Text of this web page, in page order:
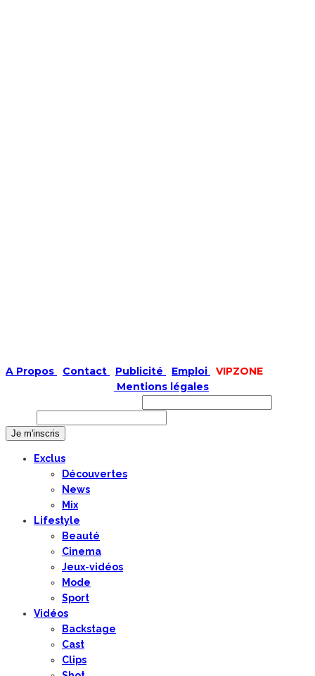
A Propos Contact Publicité Emploi
VIPZONE
Mentions légales
Exclus
Découvertes
News
Mix
Lifestyle
Beauté
Cinema
Jeux-vidéos
Mode
Sport
Vidéos
Backstage
Cast
Clips